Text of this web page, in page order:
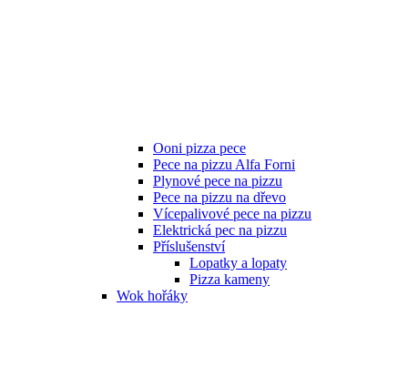
Ooni pizza pece
Pece na pizzu Alfa Forni
Plynové pece na pizzu
Pece na pizzu na dřevo
Vícepalivové pece na pizzu
Elektrická pec na pizzu
Příslušenství
Lopatky a lopaty
Pizza kameny
Wok hořáky